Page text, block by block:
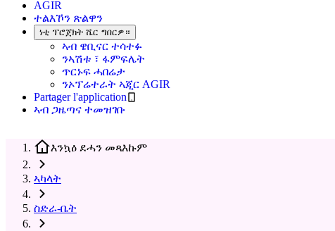
AGIR
ተልእኾን ጽልዋን
ነቲ ፕሮጀክት ሼር ግበርዎ።
ኣብ ዌቢናር ተሳተፉ
ንኣሽቱ ፣ ፋምፍሌት
ጥርኑፍ ሓበሬታ
ንኦፕሬተራት ኣጂር AGIR
Partager l'application
ኣብ ጋዜጣና ተመዝገቡ
እንኳዕ ደሓን መጻእኩም
ኣካላት
ስድራ-ቤት